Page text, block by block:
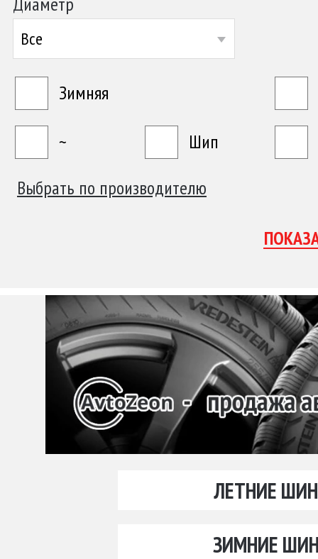
Все
Зимняя
~
Шип
Выбрать по производителю
ЛЕТНИЕ
ЗИМНИЕ